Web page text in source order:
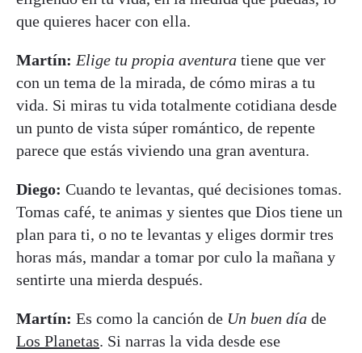
que quieres hacer con ella.
Martín: Elige tu propia aventura tiene que ver
con un tema de la mirada, de cómo miras a tu
vida. Si miras tu vida totalmente cotidiana desde
un punto de vista súper romántico, de repente
parece que estás viviendo una gran aventura.
Diego: Cuando te levantas, qué decisiones tomas.
Tomas café, te animas y sientes que Dios tiene un
plan para ti, o no te levantas y eliges dormir tres
horas más, mandar a tomar por culo la mañana y
sentirte una mierda después.
Martín: Es como la canción de Un buen día de
Los Planetas. Si narras la vida desde ese